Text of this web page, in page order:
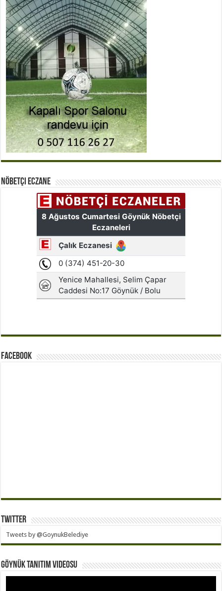
Nöbetçi Eczane
Facebook
Twitter
Tweets by @GoynukBelediye
Göynük Tanıtım Videosu